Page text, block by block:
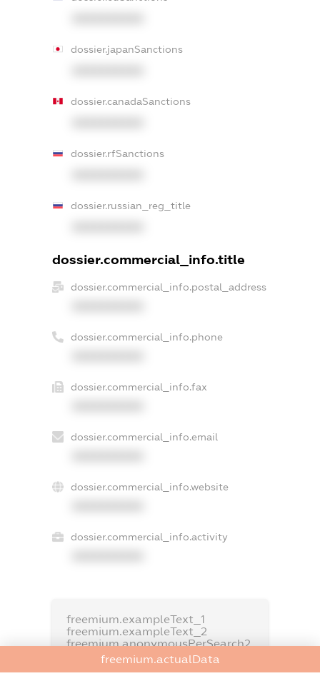
dossier.japanSanctions
dossier.canadaSanctions
dossier.rfSanctions
dossier.russian_reg_title
dossier.commercial_info.title
dossier.commercial_info.postal_address
dossier.commercial_info.phone
dossier.commercial_info.fax
dossier.commercial_info.email
dossier.commercial_info.website
dossier.commercial_info.activity
freemium.exampleText_1
freemium.exampleText_2
freemium.anonymousPerSearch2
FREEMIUM.DETAILS
freemium.actualData